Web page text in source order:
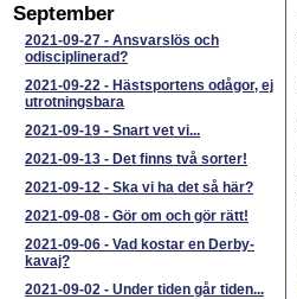
September
2021-09-27 - Ansvarslös och
odisciplinerad?
2021-09-22 - Hästsportens odågor, ej
utrotningsbara
2021-09-19 - Snart vet vi...
2021-09-13 - Det finns två sorter!
2021-09-12 - Ska vi ha det så här?
2021-09-08 - Gör om och gör rätt!
2021-09-06 - Vad kostar en Derby-
kavaj?
2021-09-02 - Under tiden går tiden...